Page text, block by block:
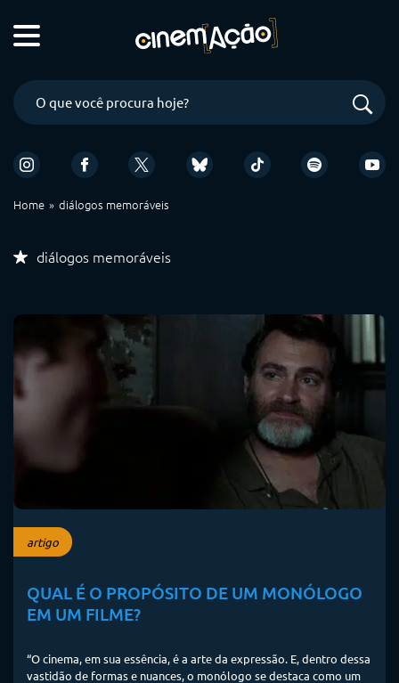
Home diálogos memoráveis
diálogos memoráveis
artigo
QUAL É O PROPÓSITO DE UM MONÓLOGO
EM UM FILME?
“O cinema, em sua essência, é a arte da expressão. E, dentro dessa
vastidão de formas e nuances, o monólogo se destaca como um